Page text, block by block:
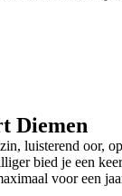
Diemen
luisterend oor,
bied je een
voor een